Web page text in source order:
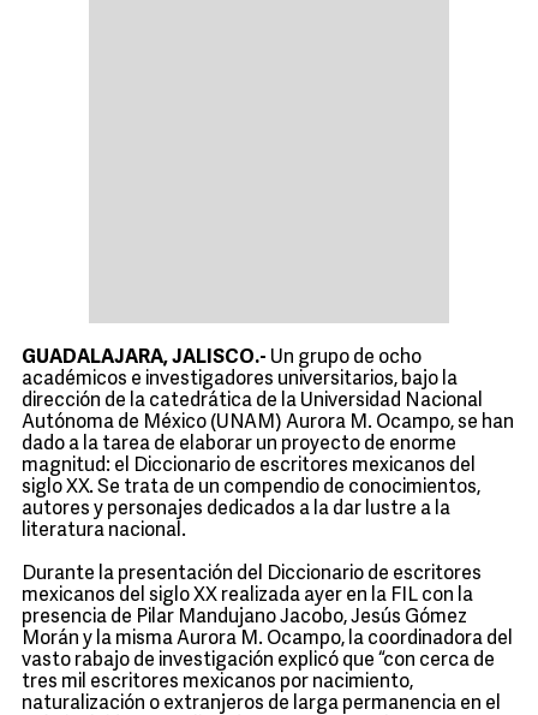
GUADALAJARA, JALISCO.- Un grupo de ocho
académicos e investigadores universitarios, bajo la
dirección de la catedrática de la Universidad Nacional
Autónoma de México (UNAM) Aurora M. Ocampo, se han
dado a la tarea de elaborar un proyecto de enorme
magnitud: el Diccionario de escritores mexicanos del
siglo XX. Se trata de un compendio de conocimientos,
autores y personajes dedicados a la dar lustre a la
literatura nacional.
Durante la presentación del Diccionario de escritores
mexicanos del siglo XX realizada ayer en la FIL con la
presencia de Pilar Mandujano Jacobo, Jesús Gómez
Morán y la misma Aurora M. Ocampo, la coordinadora del
vasto rabajo de investigación explicó que “con cerca de
tres mil escritores mexicanos por nacimiento,
naturalización o extranjeros de larga permanencia en el